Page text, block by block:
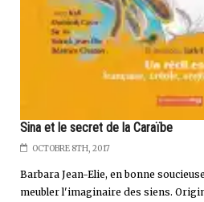
Sina et le secret de la Caraïbe
OCTOBRE 8TH, 2017
Barbara Jean-Elie, en bonne
meubler l'imaginaire des siens.